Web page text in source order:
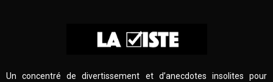
Un concentré de divertissement et d’anecdotes insolites pour